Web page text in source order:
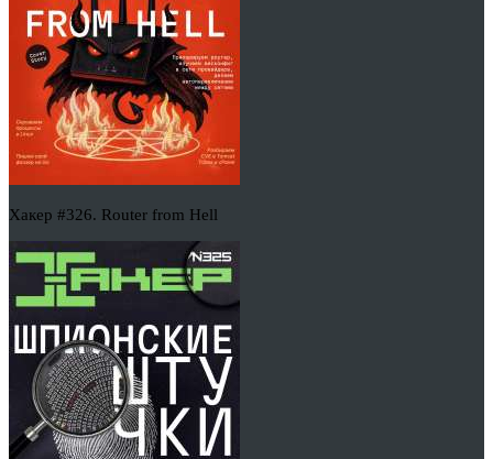
Хакер #326. Router from Hell